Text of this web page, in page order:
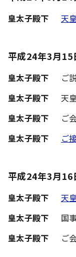
皇太子殿下 天
平成24年3月15
皇太子殿下
ご
皇太子殿下
天
皇太子殿下
ご
皇太子殿下
ご
平成24年3月16
皇太子殿下
天
皇太子殿下
国
皇太子殿下
ご